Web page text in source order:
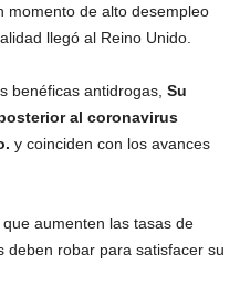
momento de alto desempleo
llegó al Reino Unido.
benéficas antidrogas, Su
al coronavirus
y coinciden con los avances
aumenten las tasas de
deben robar para satisfacer su